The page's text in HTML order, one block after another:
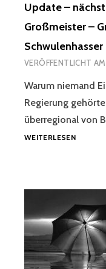
ND G
IRD N
ICHT I
N D
EBIETEN
ERGISCH
ÖLN, F
BIZA-Z
Z, N
EW Y
Update –
Großmeister –
VERÖFFENTLICHT AM
Warum niemand
Regierung
überregional von
WEITERLESENWARUM
DER
DAZU,